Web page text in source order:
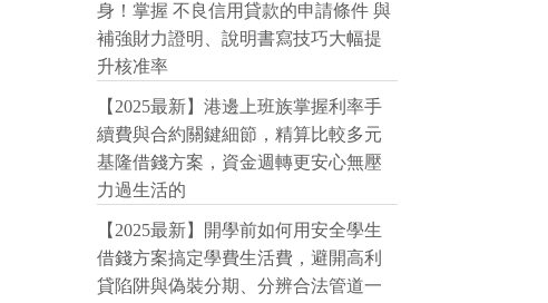
身！掌握 不良信用貸款的申請條件 與
補強財力證明、說明書寫技巧大幅提
升核准率
【2025最新】港邊上班族掌握利率手
續費與合約關鍵細節，精算比較多元
基隆借錢方案，資金週轉更安心無壓
力過生活的
【2025最新】開學前如何用安全學生
借錢方案搞定學費生活費，避開高利
貸陷阱與偽裝分期、分辨合法管道一